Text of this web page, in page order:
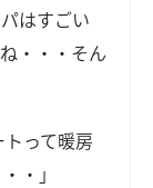
はすごい
・・・そん
って暖房
・」